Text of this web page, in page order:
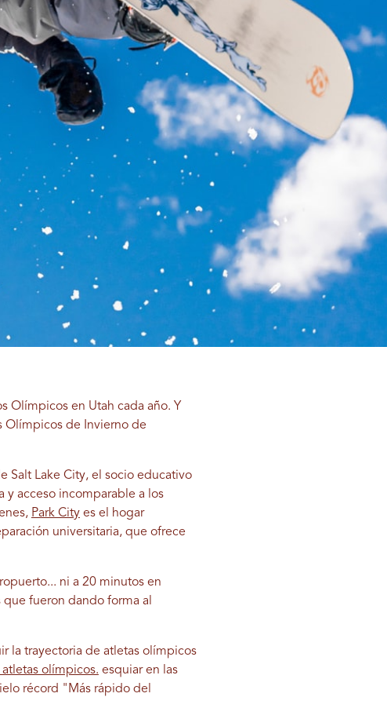
Olímpicos en Utah cada año. Y
Olímpicos de Invierno de
Salt Lake City, el socio educativo
y acceso incomparable a los
Park Cityes el hogar
universitaria, que ofrece
ni a 20 minutos en
que fueron dando forma al
la trayectoria de atletas olímpicos
olímpicos. esquiar en las
récord "Más rápido del